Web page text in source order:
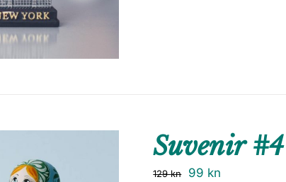
Suvenir #4
129kn 99 kn